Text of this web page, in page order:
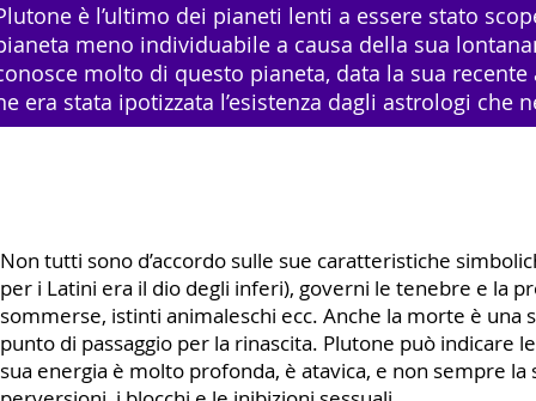
è l’ultimo dei pianeti lenti a essere stato
meno individuabile a causa della sua
molto di questo pianeta, data la sua
era stata ipotizzata l’esistenza dagli astrologi
Non tutti sono d’accordo sulle sue caratteristiche
per i Latini era il dio degli inferi), governi le tenebre e la
sommerse, istinti animaleschi ecc. Anche la morte è
punto di passaggio per la rinascita. Plutone può
sua energia è molto profonda, è atavica, e non sempre